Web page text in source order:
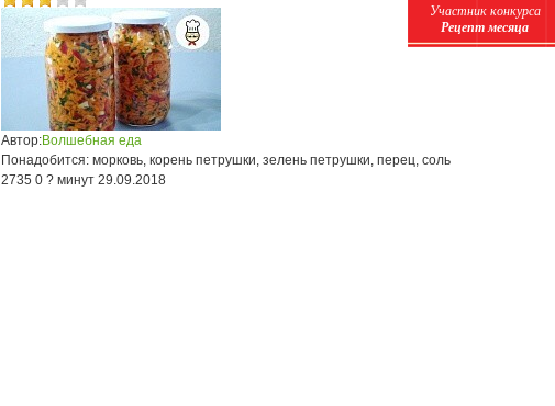
Участник конкурса
Рецепт месяца
Автор:Волшебная еда
Понадобится: морковь, корень петрушки, зелень петрушки, перец, соль
2735 0 ? минут 29.09.2018